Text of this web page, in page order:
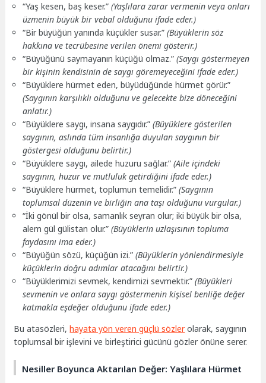
“Yaş kesen, baş keser.”(Yaşlılara zarar vermenin veya onları
üzmenin büyük bir vebal olduğunu ifade eder.)
“Bir büyüğün yanında küçükler susar.”(Büyüklerin söz
hakkına ve tecrübesine verilen önemi gösterir.)
“Büyüğünü saymayanın küçüğü olmaz.”(Saygı göstermeyen
bir kişinin kendisinin de saygı göremeyeceğini ifade eder.)
“Büyüklere hürmet eden, büyüdüğünde hürmet görür.”
(Saygının karşılıklı olduğunu ve gelecekte bize döneceğini
anlatır.)
“Büyüklere saygı, insana saygıdır.”(Büyüklere gösterilen
saygının, aslında tüm insanlığa duyulan saygının bir
göstergesi olduğunu belirtir.)
“Büyüklere saygı, ailede huzuru sağlar.”(Aile içindeki
saygının, huzur ve mutluluk getirdiğini ifade eder.)
“Büyüklere hürmet, toplumun temelidir.”(Saygının
toplumsal düzenin ve birliğin ana taşı olduğunu vurgular.)
“İki gönül bir olsa, samanlık seyran olur; iki büyük bir olsa,
alem gül gülistan olur.”(Büyüklerin uzlaşısının topluma
faydasını ima eder.)
“Büyüğün sözü, küçüğün izi.”(Büyüklerin yönlendirmesiyle
küçüklerin doğru adımlar atacağını belirtir.)
“Büyüklerimizi sevmek, kendimizi sevmektir.”(Büyükleri
sevmenin ve onlara saygı göstermenin kişisel benliğe değer
katmakla eşdeğer olduğunu ifade eder.)
Bu atasözleri,hayata yön veren güçlü sözlerolarak, saygının
toplumsal bir işlevini ve birleştirici gücünü gözler önüne serer.
Nesiller Boyunca Aktarılan Değer: Yaşlılara Hürmet